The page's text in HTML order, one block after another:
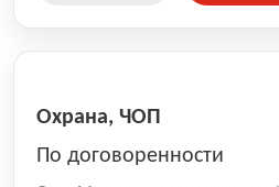
Охрана, ЧОП
По договоренности